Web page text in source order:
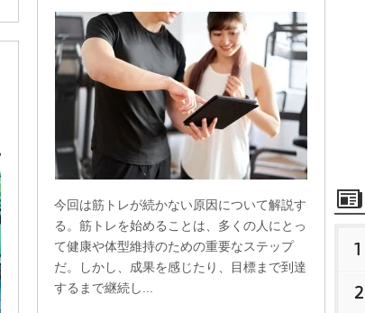
今回は筋トレが続かない原因について解説す
る。筋トレを始めることは、多くの人にとっ
て健康や体型維持のための重要なステップ
だ。しかし、成果を感じたり、目標まで到達
するまで継続し...
1
2